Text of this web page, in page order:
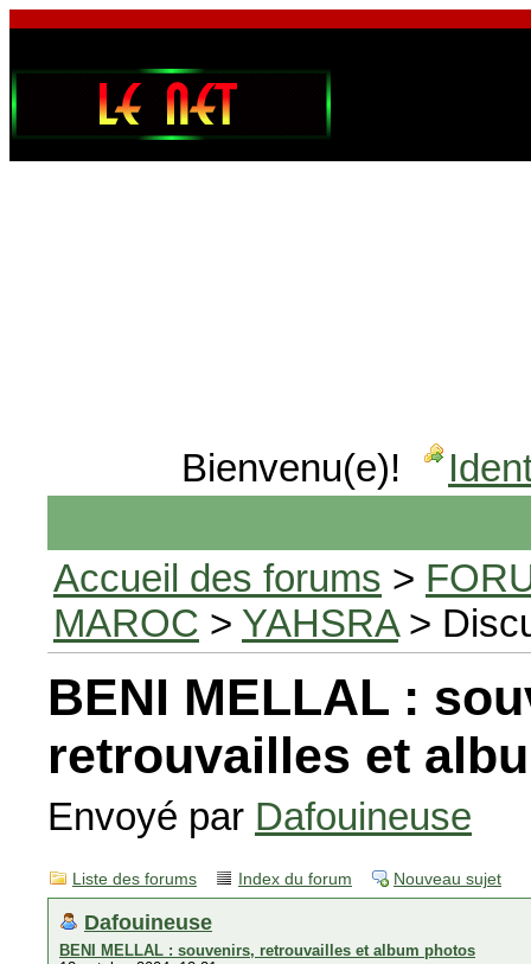
Bienvenu(e)!
Accueil des forums >
MAROC > YAHSRA>
BENI MELLAL :
retrouvailles et
Envoyé par Dafouineuse
Liste des forums Index du forum Nouveau sujet
Dafouineuse
BENI MELLAL : souvenirs, retrouvailles et album photos